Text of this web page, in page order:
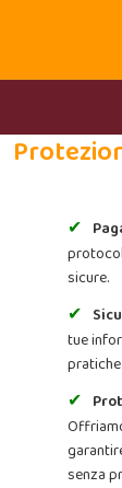
sicure.
tue
senza